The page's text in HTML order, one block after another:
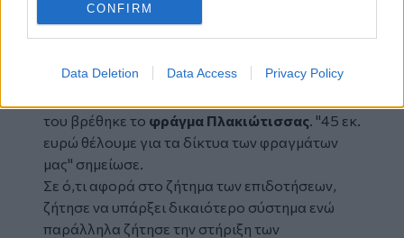
CONFIRM
Data Deletion Data Access Privacy Policy
προγράμματα χρηματοδότησης"
να ενταχθούν τα ώριμα έργα σε προγράμματα
του βρέθηκε το φράγμα Πλακιώτισσας . "45 εκ.
ευρώ θέλουμε για τα δίκτυα των φραγμάτων
μας" σημείωσε.
Σε ό,τι αφορά στο ζήτημα των επιδοτήσεων,
ζήτησε να υπάρξει δικαιότερο σύστημα ενώ
παράλληλα ζήτησε την στήριξη των